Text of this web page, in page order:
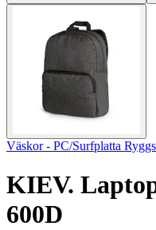
Väskor - PC/Surfplatta
KIEV.
600D